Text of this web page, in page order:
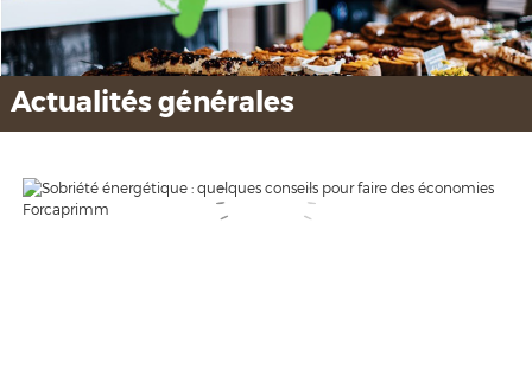
Actualités générales